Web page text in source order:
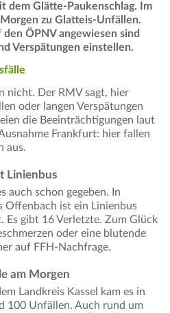
dem Glätte-Paukenschlag. Im
zu Glatteis-Unfällen.
ÖPNV angewiesen sind
Verspätungen einstellen.
nicht. Der RMV sagt, hier
oder langen Verspätungen
die Beeinträchtigungen laut
Frankfurt: hier fallen
aus.
Linienbus
auch schon gegeben. In
Offenbach ist ein Linienbus
Es gibt 16 Verletzte. Zum Glück
oder eine blutende
auf FFH-Nachfrage.
am Morgen
Landkreis Kassel kam es in
100 Unfällen. Auch rund um